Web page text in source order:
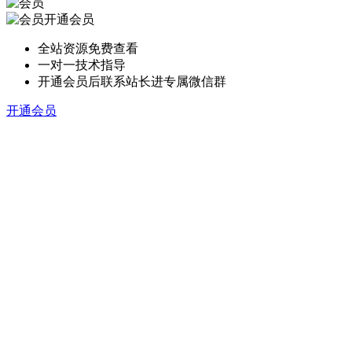
开通会员
全站资源免费查看
一对一技术指导
开通会员后联系站长进专属微信群
开通会员